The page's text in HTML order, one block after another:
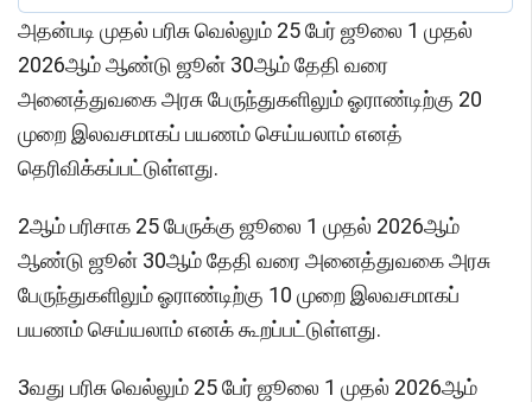
அதன்படி முதல் பரிசு வெல்லும் 25 பேர் ஜூலை 1 முதல்
2026ஆம் ஆண்டு ஜூன் 30ஆம் தேதி வரை
அனைத்துவகை அரசு பேருந்துகளிலும் ஓராண்டிற்கு 20
முறை இலவசமாகப் பயணம் செய்யலாம் எனத்
தெரிவிக்கப்பட்டுள்ளது.
2ஆம் பரிசாக 25 பேருக்கு ஜூலை 1 முதல் 2026ஆம்
ஆண்டு ஜூன் 30ஆம் தேதி வரை அனைத்துவகை அரசு
பேருந்துகளிலும் ஓராண்டிற்கு 10 முறை இலவசமாகப்
பயணம் செய்யலாம் எனக் கூறப்பட்டுள்ளது.
3வது பரிசு வெல்லும் 25 பேர் ஜூலை 1 முதல் 2026ஆம்